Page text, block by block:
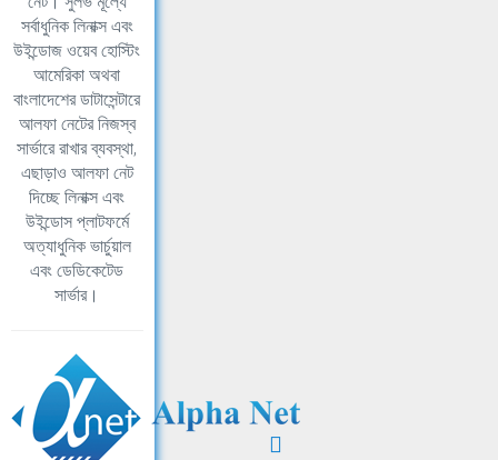
সর্বাধুনিক লিনাক্স এবং
উইন্ডোজ ওয়েব হোস্টিং
আমেরিকা অথবা
বাংলাদেশের ডাটাসেন্টারে
আলফা নেটের নিজস্ব
সার্ভারে রাখার ব্যবস্থা,
এছাড়াও আলফা নেট
দিচ্ছে লিনাক্স এবং
উইন্ডোস প্লাটফর্মে
অত্যাধুনিক ভার্চুয়াল
এবং ডেডিকেটেড
সার্ভার।